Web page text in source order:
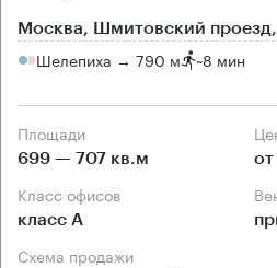
Москва, Шмитовский
Шелепиха → 790 м ~8 мин
Площади
699 — 707 кв.м
Класс офисов
класс А
Схема продажи